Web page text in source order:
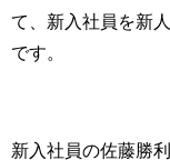
て、 新入社員を新
です。
新入社員の佐藤勝